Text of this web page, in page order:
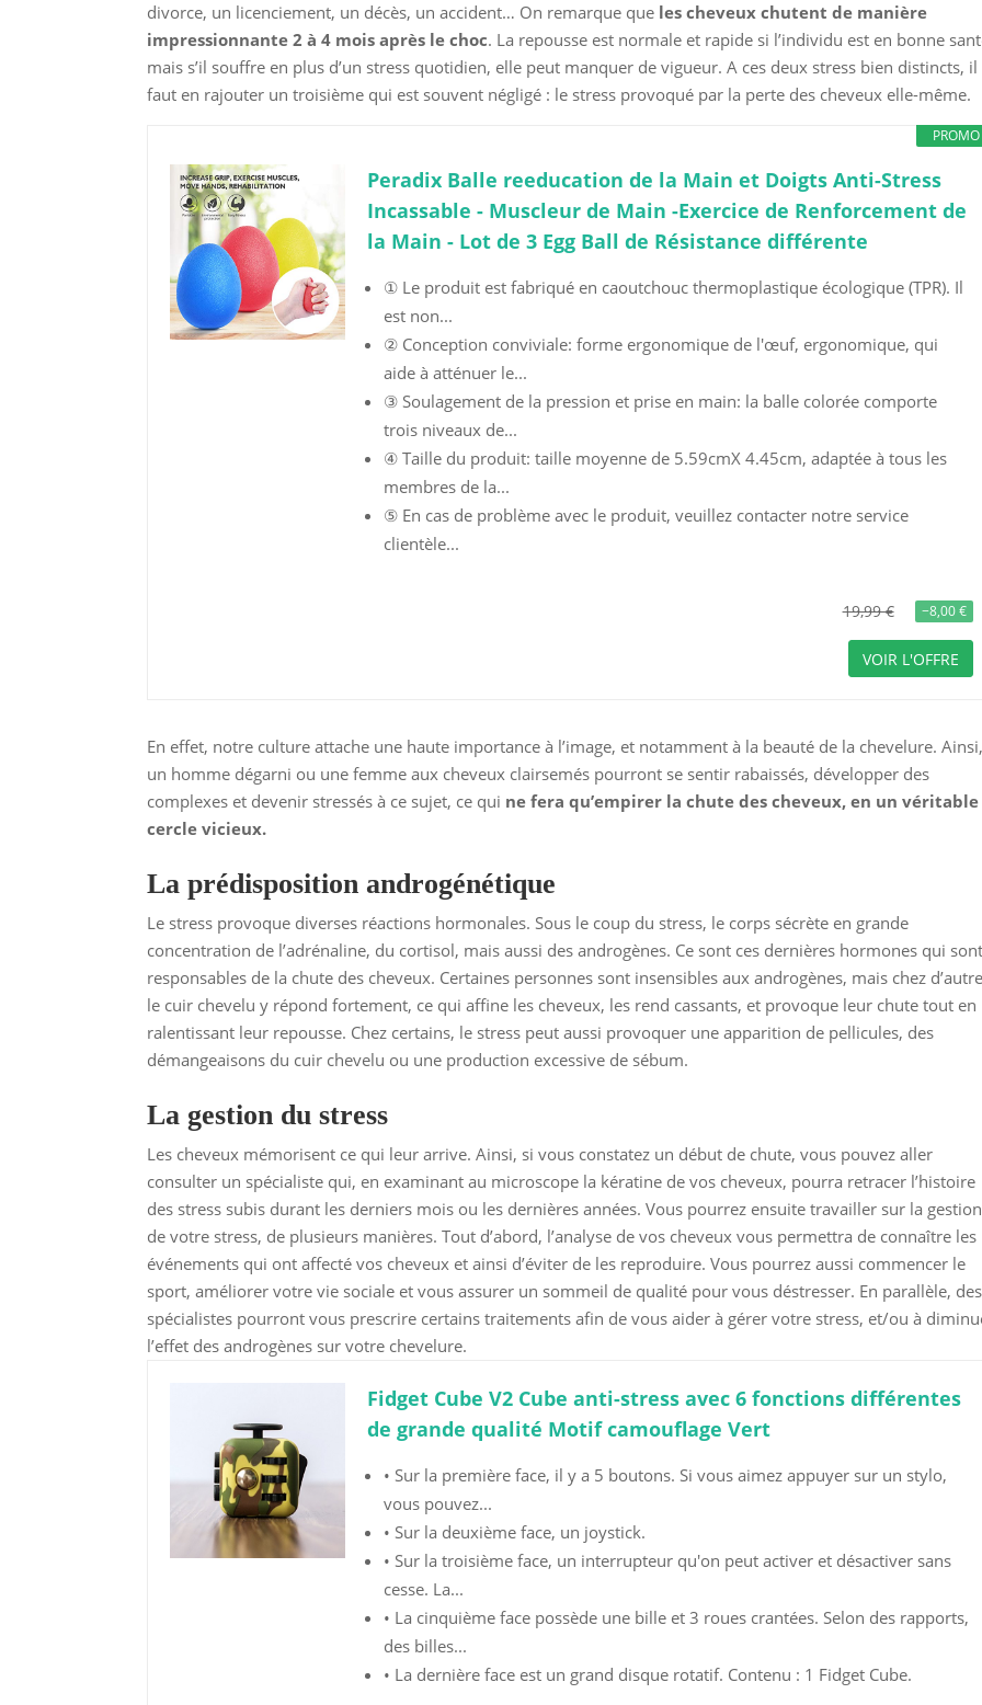
divorce, un licenciement, un décès, un accident… On remarque que les cheveux chutent de manière
impressionnante 2 à 4 mois après le choc. La repousse est normale et rapide si l’individu est en bonne
mais s’il souffre en plus d’un stress quotidien, elle peut manquer de vigueur. A ces deux stress bien distincts, il
faut en rajouter un troisième qui est souvent négligé : le stress provoqué par la perte des cheveux elle-même.
PROMO
Peradix Balle reeducation de la Main et Doigts Anti-Stress
Incassable - Muscleur de Main -Exercice de Renforcement de
la Main - Lot de 3 Egg Ball de Résistance différente
① Le produit est fabriqué en caoutchouc thermoplastique écologique (TPR). Il
est non...
② Conception conviviale: forme ergonomique de l'œuf, ergonomique, qui
aide à atténuer le...
③ Soulagement de la pression et prise en main: la balle colorée comporte
trois niveaux de...
④ Taille du produit: taille moyenne de 5.59cmX 4.45cm, adaptée à tous les
membres de la...
⑤ En cas de problème avec le produit, veuillez contacter notre service
clientèle...
19,99 € −8,00 €
VOIR L'OFFRE
En effet, notre culture attache une haute importance à l’image, et notamment à la beauté de la chevelure.
un homme dégarni ou une femme aux cheveux clairsemés pourront se sentir rabaissés, développer des
complexes et devenir stressés à ce sujet, ce qui ne fera qu’empirer la chute des cheveux, en un véritable
cercle vicieux.
La prédisposition androgénétique
Le stress provoque diverses réactions hormonales. Sous le coup du stress, le corps sécrète en grande
concentration de l’adrénaline, du cortisol, mais aussi des androgènes. Ce sont ces dernières hormones qui
responsables de la chute des cheveux. Certaines personnes sont insensibles aux androgènes, mais chez
le cuir chevelu y répond fortement, ce qui affine les cheveux, les rend cassants, et provoque leur chute tout en
ralentissant leur repousse. Chez certains, le stress peut aussi provoquer une apparition de pellicules, des
démangeaisons du cuir chevelu ou une production excessive de sébum.
La gestion du stress
Les cheveux mémorisent ce qui leur arrive. Ainsi, si vous constatez un début de chute, vous pouvez aller
consulter un spécialiste qui, en examinant au microscope la kératine de vos cheveux, pourra retracer l’histoire
des stress subis durant les derniers mois ou les dernières années. Vous pourrez ensuite travailler sur la gestion
de votre stress, de plusieurs manières. Tout d’abord, l’analyse de vos cheveux vous permettra de connaître les
événements qui ont affecté vos cheveux et ainsi d’éviter de les reproduire. Vous pourrez aussi commencer le
sport, améliorer votre vie sociale et vous assurer un sommeil de qualité pour vous déstresser. En parallèle, des
spécialistes pourront vous prescrire certains traitements afin de vous aider à gérer votre stress, et/ou à
l’effet des androgènes sur votre chevelure.
Fidget Cube V2 Cube anti-stress avec 6 fonctions différentes
de grande qualité Motif camouflage Vert
• Sur la première face, il y a 5 boutons. Si vous aimez appuyer sur un stylo,
vous pouvez...
• Sur la deuxième face, un joystick.
• Sur la troisième face, un interrupteur qu'on peut activer et désactiver sans
cesse. La...
• La cinquième face possède une bille et 3 roues crantées. Selon des rapports,
des billes...
• La dernière face est un grand disque rotatif. Contenu : 1 Fidget Cube.